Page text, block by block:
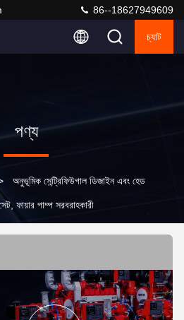
86--18627949609
চ্যাট
পণ্য
অনুভূমিক সেন্ট্রিফিউগাল ডিজাইন এবং হেড
ফায়ার পাম্প সরবরাহকারী